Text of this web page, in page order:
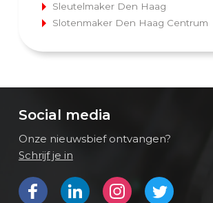
Sleutelmaker Den Haag
Slotenmaker Den Haag Centrum
Social media
Onze nieuwsbief ontvangen?
Schrijf je in
Bekijk ons op FacebookBekijk ons op LinkedInBekijk ons op InstagramBekijk ons op Twitter